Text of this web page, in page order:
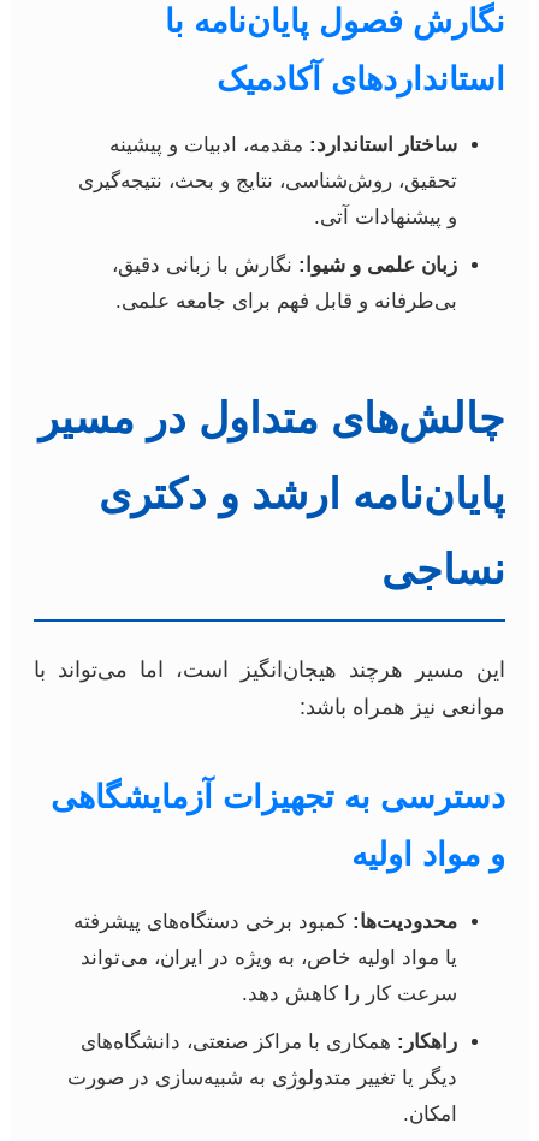
نگارش فصول پایان‌نامه با
استانداردهای آکادمیک
ساختار استاندارد: مقدمه، ادبیات و پیشینه
تحقیق، روش‌شناسی، نتایج و بحث، نتیجه‌گیری
و پیشنهادات آتی.
زبان علمی و شیوا: نگارش با زبانی دقیق،
بی‌طرفانه و قابل فهم برای جامعه علمی.
چالش‌های متداول در مسیر
پایان‌نامه ارشد و دکتری
نساجی
این مسیر هرچند هیجان‌انگیز است، اما می‌تواند با
موانعی نیز همراه باشد:
دسترسی به تجهیزات آزمایشگاهی
و مواد اولیه
محدودیت‌ها: کمبود برخی دستگاه‌های پیشرفته
یا مواد اولیه خاص، به ویژه در ایران، می‌تواند
سرعت کار را کاهش دهد.
راهکار: همکاری با مراکز صنعتی، دانشگاه‌های
دیگر یا تغییر متدولوژی به شبیه‌سازی در صورت
امکان.